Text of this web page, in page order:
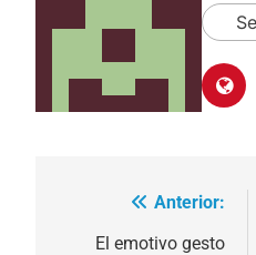
Navegación
Anterior:
El emotivo gesto